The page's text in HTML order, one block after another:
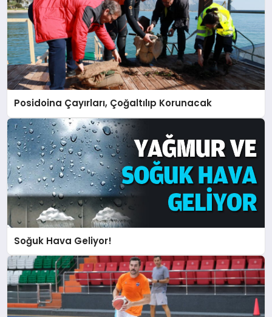
Posidoina Çayırları, Çoğaltılıp Korunacak
Soğuk Hava Geliyor!